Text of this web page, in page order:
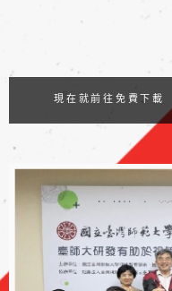
現在就前往免費下載